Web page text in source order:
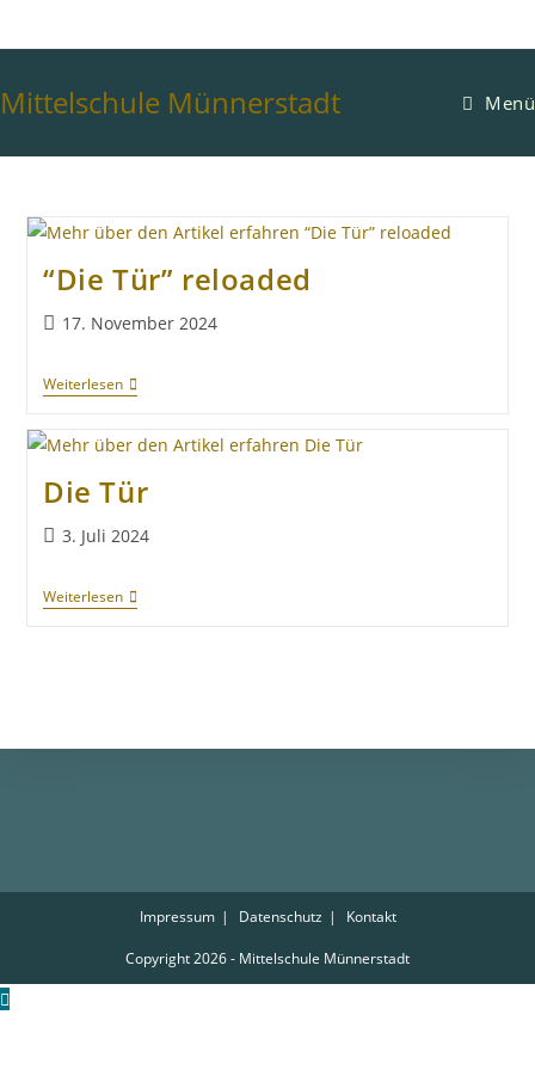
Mittelschule Münnerstadt Menü
“Die Tür” reloaded
17. November 2024
Weiterlesen
Die Tür
3. Juli 2024
Weiterlesen
Impressum Datenschutz Kontakt
Copyright 2026 - Mittelschule Münnerstadt